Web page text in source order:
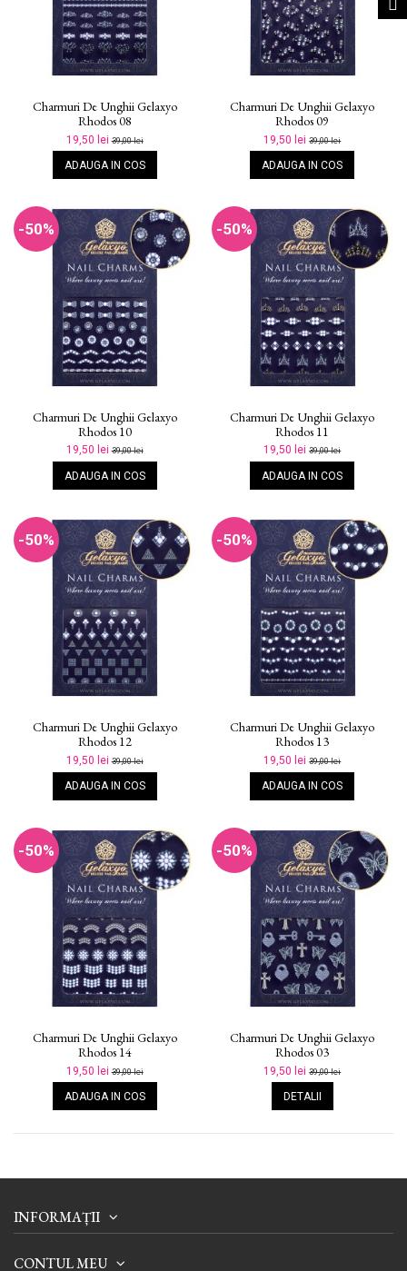
Charmuri De Unghii Gelaxyo
Rhodos 08
19,50 lei39,00 lei
ADAUGA IN COS
Charmuri De Unghii Gelaxyo
Rhodos 09
19,50 lei39,00 lei
ADAUGA IN COS
-50%
Charmuri De Unghii Gelaxyo
Rhodos 10
19,50 lei39,00 lei
ADAUGA IN COS
-50%
Charmuri De Unghii Gelaxyo
Rhodos 11
19,50 lei39,00 lei
ADAUGA IN COS
-50%
Charmuri De Unghii Gelaxyo
Rhodos 12
19,50 lei39,00 lei
ADAUGA IN COS
-50%
Charmuri De Unghii Gelaxyo
Rhodos 13
19,50 lei39,00 lei
ADAUGA IN COS
-50%
Charmuri De Unghii Gelaxyo
Rhodos 14
19,50 lei39,00 lei
ADAUGA IN COS
-50%
Charmuri De Unghii Gelaxyo
Rhodos 03
19,50 lei39,00 lei
DETALII
INFORMAȚII
CONTUL MEU